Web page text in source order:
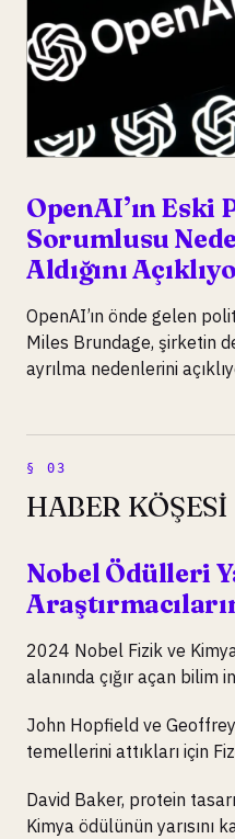
OpenAI’ın Eski
Sorumlusu
Aldığını
OpenAI’ın önde gelen
Miles Brundage, şirketin
ayrılma nedenlerini
HABER KÖŞESİ
Nobel Ödülleri
2024 Nobel Fizik ve
alanında çığır açan bilim
John Hopfield ve
temellerini attıkları için
David Baker, protein
Kimya ödülünün yarısını